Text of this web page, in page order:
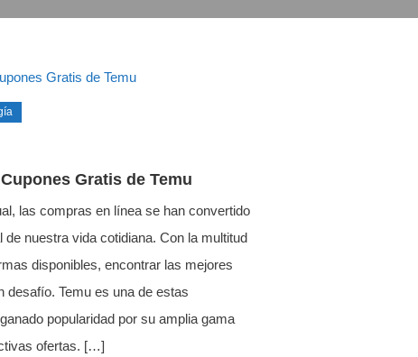
Gratis de Temu
las compras en línea se han convertido
de nuestra vida cotidiana. Con la multitud
disponibles, encontrar las mejores
desafío. Temu es una de estas
popularidad por su amplia gama
ofertas. […]